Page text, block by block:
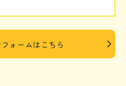
ォームはこちら